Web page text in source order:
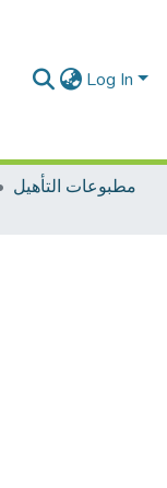
Log In
مطبوعات التأهيل